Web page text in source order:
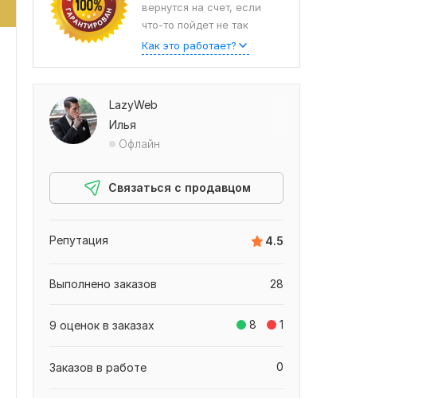
вернутся на счет, если
что-то пойдет не так
Как это работает?
LazyWeb
Илья
Офлайн
Связаться с продавцом
4.5
Репутация
28
Выполнено заказов
8 1
9 оценок в заказах
0
Заказов в работе